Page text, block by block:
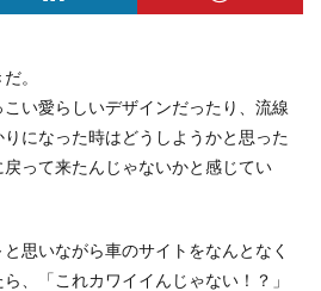
。
い愛らしいデザインだったり、流線
になった時はどうしようかと思った
って来たんじゃないかと感じてい
思いながら車のサイトをなんとなく
、「これカワイイんじゃない！？」